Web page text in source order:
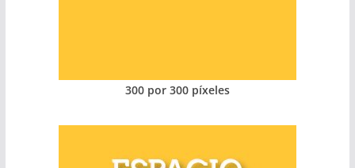
300 por 300 píxeles